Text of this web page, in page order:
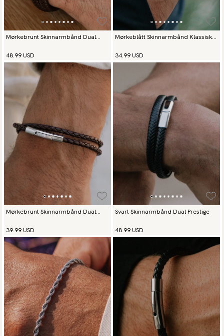
Mørkebrunt Skinnarmbånd Dual
48.99 USD
Mørkeblått Skinnarmbånd Klassisk
34.99 USD
Mørkebrunt Skinnarmbånd Dual
39.99 USD
Svart Skinnarmbånd Dual Prestige
48.99 USD